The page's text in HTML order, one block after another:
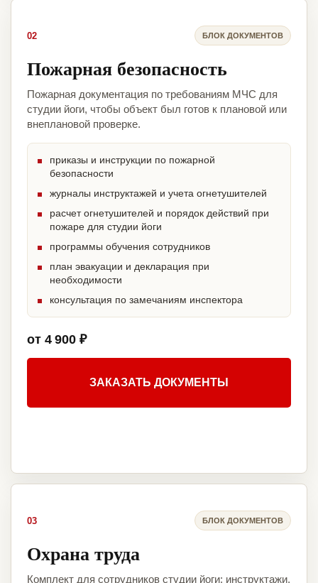
02 БЛОК ДОКУМЕНТОВ
Пожарная безопасность
Пожарная документация по требованиям МЧС для
студии йоги, чтобы объект был готов к плановой или
внеплановой проверке.
приказы и инструкции по пожарной
безопасности
журналы инструктажей и учета огнетушителей
расчет огнетушителей и порядок действий при
пожаре для студии йоги
программы обучения сотрудников
план эвакуации и декларация при
необходимости
консультация по замечаниям инспектора
от 4 900 ₽
ЗАКАЗАТЬ ДОКУМЕНТЫ
03 БЛОК ДОКУМЕНТОВ
Охрана труда
Комплект для сотрудников студии йоги: инструктажи,